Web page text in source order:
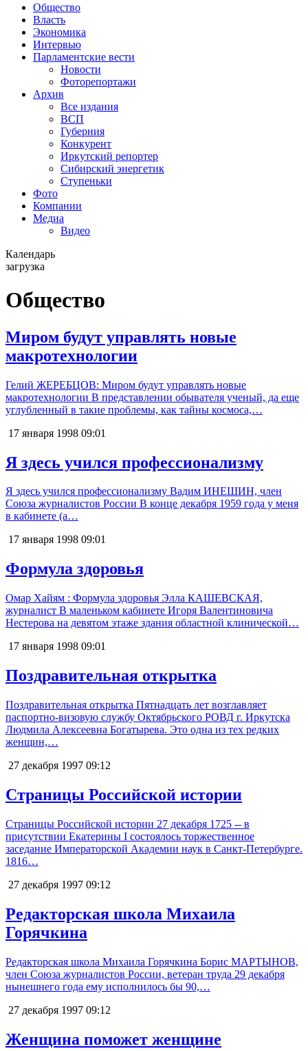
Общество
Власть
Экономика
Интервью
Парламентские вести
Новости
Фоторепортажи
Архив
Все издания
ВСП
Губерния
Конкурент
Иркутский репортер
Сибирский энергетик
Ступеньки
Фото
Компании
Медиа
Видео
Календарь
загрузка
Общество
Миром будут управлять новые
макротехнологии
Гелий ЖЕРЕБЦОВ: Миром будут управлять новые
макротехнологии В представлении обывателя ученый, да еще
углубленный в такие проблемы, как тайны космоса,…
17 января 1998 09:01
Я здесь учился профессионализму
Я здесь учился профессионализму Вадим ИНЕШИН, член
Союза журналистов России В конце декабря 1959 года у меня
в кабинете (а…
17 января 1998 09:01
Формула здоровья
Омар Хайям : Формула здоровья Элла КАШЕВСКАЯ,
журналист В маленьком кабинете Игоря Валентиновича
Нестерова на девятом этаже здания областной клинической…
17 января 1998 09:01
Поздравительная открытка
Поздравительная открытка Пятнадцать лет возглавляет
паспортно-визовую службу Октябрьского РОВД г. Иркутска
Людмила Алексеевна Богатырева. Это одна из тех редких
женщин,…
27 декабря 1997 09:12
Страницы Российской истории
Страницы Российской истории 27 декабря 1725 -- в
присутствии Екатерины I состоялось торжественное
заседание Императорской Академии наук в Санкт-Петербурге.
1816…
27 декабря 1997 09:12
Редакторская школа Михаила
Горячкина
Редакторская школа Михаила Горячкина Борис МАРТЫНОВ,
член Союза журналистов России, ветеран труда 29 декабря
нынешнего года ему исполнилось бы 90,…
27 декабря 1997 09:12
Женщина поможет женщине